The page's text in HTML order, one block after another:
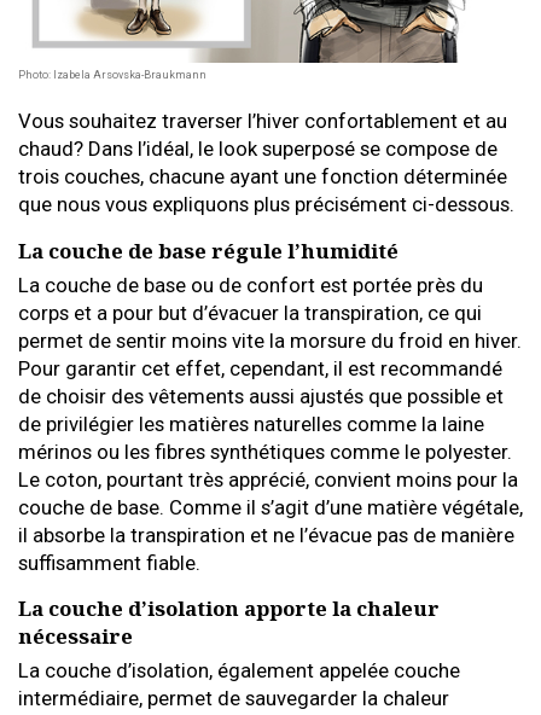
Photo: Izabela Arsovska-Braukmann
Vous souhaitez traverser l’hiver confortablement et au
chaud? Dans l’idéal, le look superposé se compose de
trois couches, chacune ayant une fonction déterminée
que nous vous expliquons plus précisément ci-dessous.
La couche de base régule l’humidité
La couche de base ou de confort est portée près du
corps et a pour but d’évacuer la transpiration, ce qui
permet de sentir moins vite la morsure du froid en hiver.
Pour garantir cet effet, cependant, il est recommandé
de choisir des vêtements aussi ajustés que possible et
de privilégier les matières naturelles comme la laine
mérinos ou les fibres synthétiques comme le polyester.
Le coton, pourtant très apprécié, convient moins pour la
couche de base. Comme il s’agit d’une matière végétale,
il absorbe la transpiration et ne l’évacue pas de manière
suffisamment fiable.
La couche d’isolation apporte la chaleur
nécessaire
La couche d’isolation, également appelée couche
intermédiaire, permet de sauvegarder la chaleur